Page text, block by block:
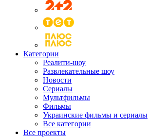
Категории
Реалити-шоу
Развлекательные шоу
Новости
Сериалы
Мультфильмы
Фильмы
Украинские фильмы и сериалы
Все категории
Все проекты